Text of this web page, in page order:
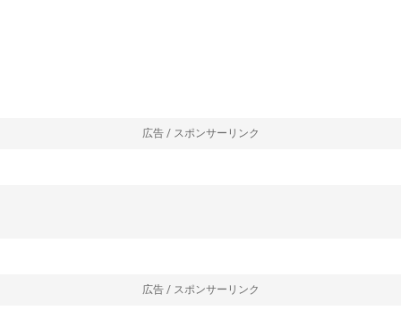
広告 / スポンサーリンク
広告 / スポンサーリンク